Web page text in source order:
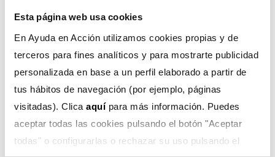
Esta página web usa cookies
En Ayuda en Acción utilizamos cookies propias y de
terceros para fines analíticos y para mostrarte publicidad
personalizada en base a un perfil elaborado a partir de
tus hábitos de navegación (por ejemplo, páginas
visitadas). Clica aquí para más información. Puedes
aceptar todas las cookies pulsando el botón "Aceptar
todas" o configurarlas o rechazar su uso pulsando el
Comunidades en emergencia
La situación se agrava con el paso de los días. En
Fuerza y Razón, más de 150 familias, alrededor de 500
personas, perdieron sus viviendas debido a los graves
daños que el movimiento telúrico ocasionó en su
edificio residencial, obligando a la comunidad a